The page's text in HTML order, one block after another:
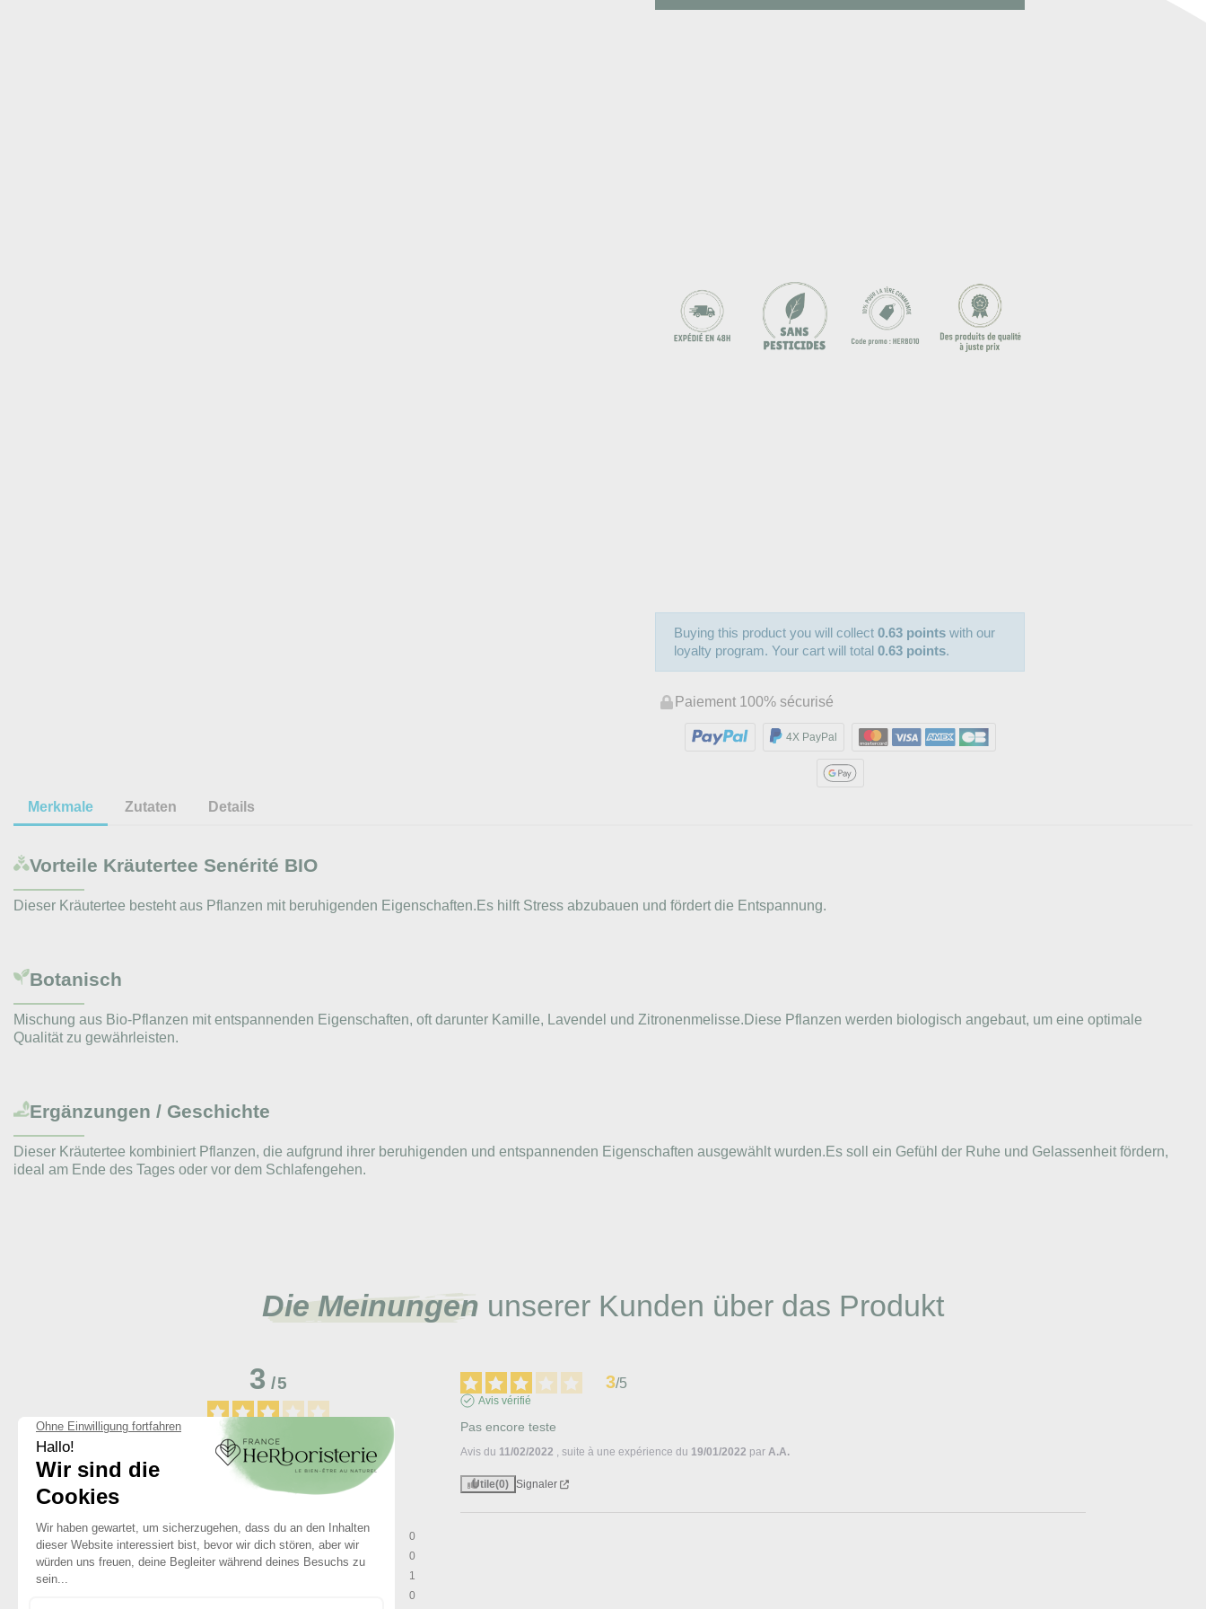
Buying this product you will collect0.63 points with our
loyalty program. Your cart will total0.63 points.
Paiement 100% sécurisé
4X PayPal
Merkmale Zutaten Details
Vorteile Kräutertee Senérité BIO
Dieser Kräutertee besteht aus Pflanzen mit beruhigenden Eigenschaften.Es hilft Stress abzubauen und fördert die Entspannung.
Botanisch
Mischung aus Bio-Pflanzen mit entspannenden Eigenschaften, oft darunter Kamille, Lavendel und Zitronenmelisse.Diese Pflanzen werden biologisch angebaut, um eine optimale
Qualität zu gewährleisten.
Ergänzungen / Geschichte
Dieser Kräutertee kombiniert Pflanzen, die aufgrund ihrer beruhigenden und entspannenden Eigenschaften ausgewählt wurden.Es soll ein Gefühl der Ruhe und Gelassenheit fördern,
ideal am Ende des Tages oder vor dem Schlafengehen.
Die Meinungen unserer Kunden über das Produkt
3/5
Basé sur1
avis soumis à un
contrôle
étoiles
0
étoiles
0
1
0
3/5
Avis vérifié
Pas encore teste
Avis du 11/02/2022 , suite à une expérience du 19/01/2022 par A.A.
Utile(0) Signaler